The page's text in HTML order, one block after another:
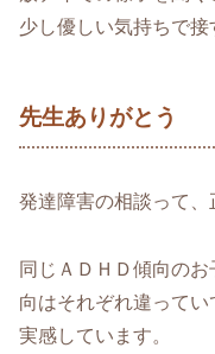
少し優しい気持ちで接
先生ありがとう
発達障害の相談って、
同じＡＤＨＤ傾向の
向はそれぞれ違って
実感しています。